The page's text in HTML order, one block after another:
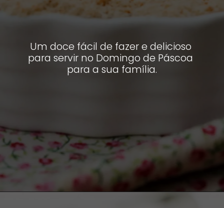
Um doce fácil de fazer e delicioso
para servir no Domingo de Páscoa
para a sua família.